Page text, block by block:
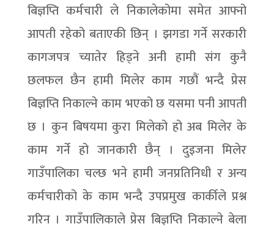
बिज्ञप्ति कर्मचारी ले निकालेकोमा समेत आफ्नो
आपती रहेको बताएकी छिन् । झगडा गर्ने सरकारी
कागजपत्र च्यातेर हिड्ने अनी हामी संग कुनै
छलफल छैन हामी मिलेर काम गछौं भन्दै प्रेस
बिज्ञप्ति निकाल्ने काम भएको छ यसमा पनी आपती
छ । कुन बिषयमा कुरा मिलेको हो अब मिलेर के
काम गर्ने हो जानकारी छैन् । दुइजना मिलेर
गाउँपालिका चल्छ भने हामी जनप्रतिनिधी र अन्य
कर्मचारीको के काम भन्दै उपप्रमुख कार्कीले प्रश्न
गरिन । गाउँपालिकाले प्रेस बिज्ञप्ति निकाल्ने बेला